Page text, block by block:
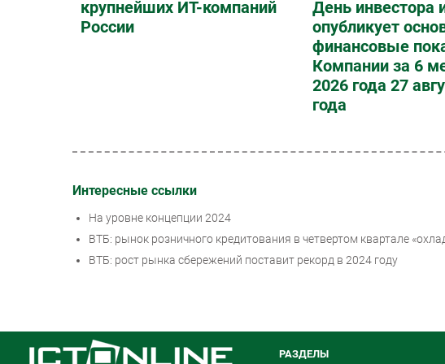
крупнейших ИТ-компаний
России
День инвестора
опубликует
финансовые
Компании за 6
2026 года 27
года
Интересные ссылки
На уровне концепции 2024
ВТБ: рынок розничного кредитования в четвертом квартале
ВТБ: рост рынка сбережений поставит рекорд в 2024 году
РАЗДЕЛЫ